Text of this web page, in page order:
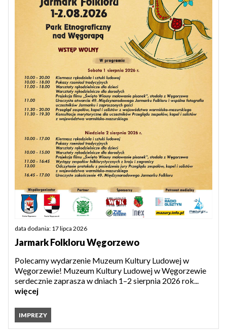
data dodania: 17 lipca 2026
Jarmark Folkloru Węgorzewo
Polecamy wydarzenie Muzeum Kultury Ludowej w
Węgorzewie! Muzeum Kultury Ludowej w Węgorzewie
serdecznie zaprasza w dniach 1–2 sierpnia 2026 rok...
więcej
IMPREZY